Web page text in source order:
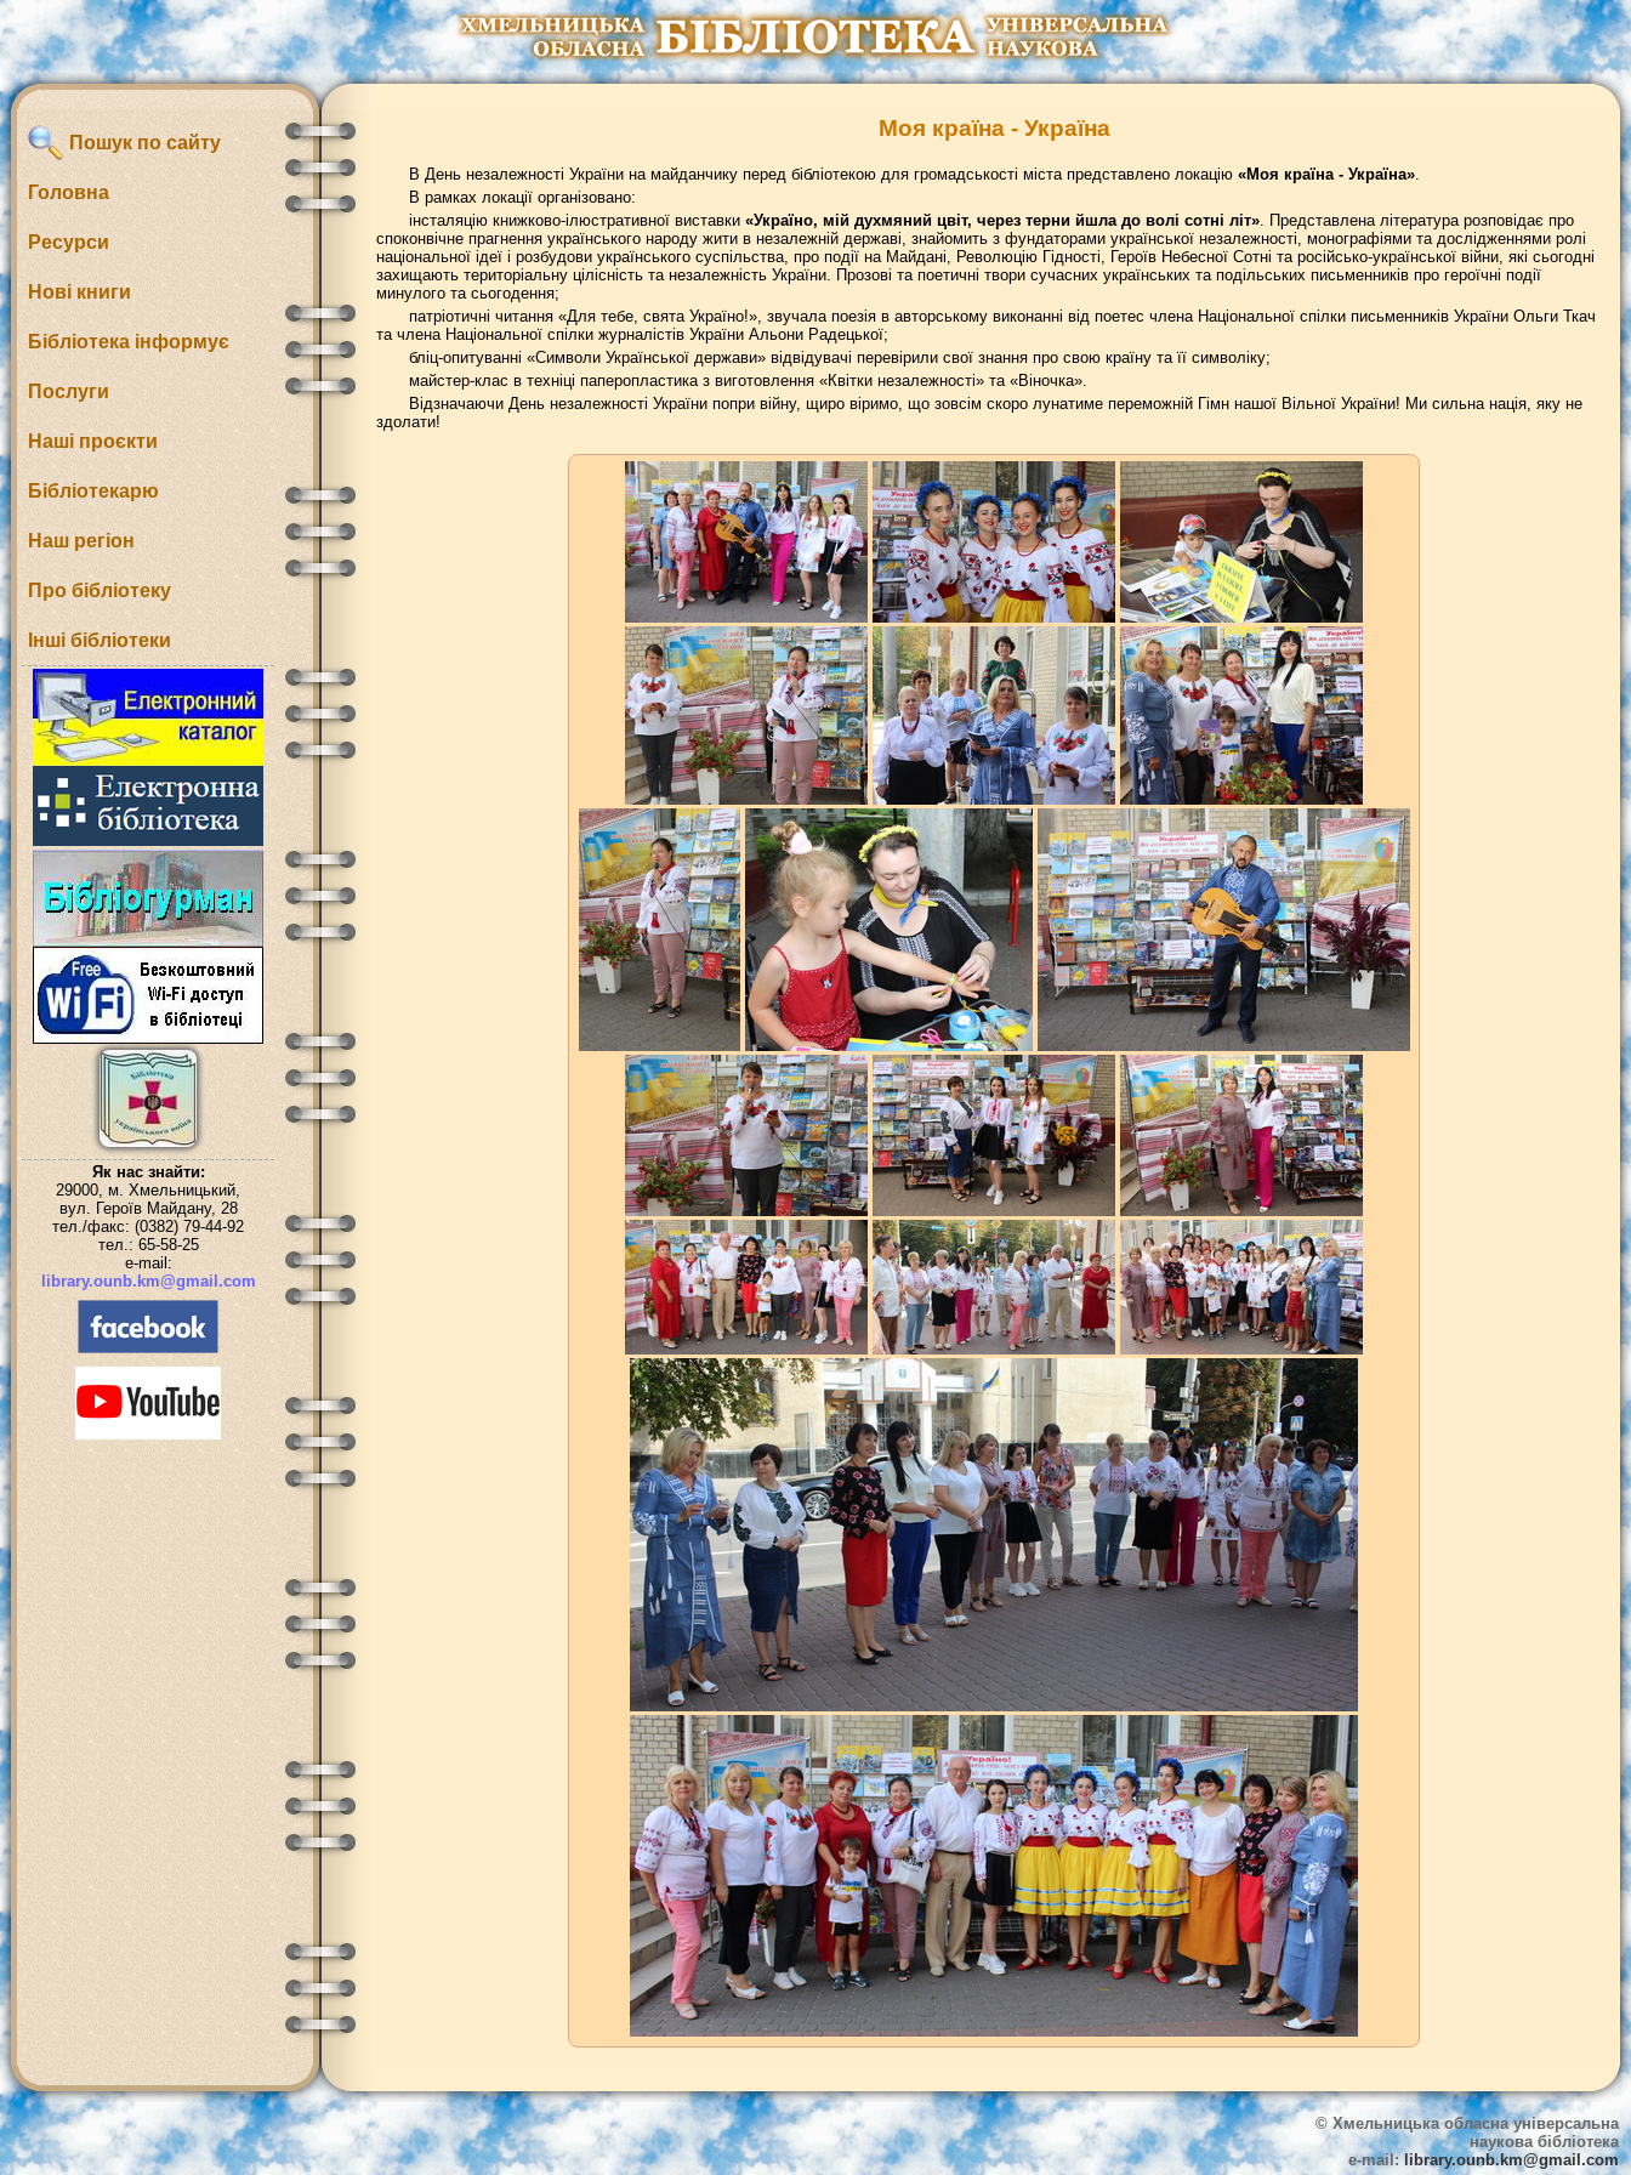
Пошук по сайту
Головна
Ресурси
Нові книги
Бібліотека інформує
Послуги
Наші проєкти
Бібліотекарю
Наш регіон
Про бібліотеку
Інші бібліотеки
Як нас знайти:
29000, м. Хмельницький,
вул. Героїв Майдану, 28
тел./факс: (0382) 79-44-92
тел.: 65-58-25
e-mail:
library.ounb.km@gmail.com
Моя країна - Україна
В День незалежності України на майданчику перед бібліотекою для громадськості міста представлено локацію «Моя країна - Україна».
В рамках локації організовано:
інсталяцію книжково-ілюстративної виставки «Україно, мій духмяний цвіт, через терни йшла до волі сотні літ». Представлена література розповідає про
споконвічне прагнення українського народу жити в незалежній державі, знайомить з фундаторами української незалежності, монографіями та дослідженнями ролі
національної ідеї і розбудови українського суспільства, про події на Майдані, Революцію Гідності, Героїв Небесної Сотні та російсько-української війни, які сьогодні
захищають територіальну цілісність та незалежність України. Прозові та поетичні твори сучасних українських та подільських письменників про героїчні події
минулого та сьогодення;
патріотичні читання «Для тебе, свята Україно!», звучала поезія в авторському виконанні від поетес члена Національної спілки письменників України Ольги Ткач
та члена Національної спілки журналістів України Альони Радецької;
бліц-опитуванні «Символи Української держави» відвідувачі перевірили свої знання про свою країну та її символіку;
майстер-клас в техніці паперопластика з виготовлення «Квітки незалежності» та «Віночка».
Відзначаючи День незалежності України попри війну, щиро віримо, що зовсім скоро лунатиме переможній Гімн нашої Вільної України! Ми сильна нація, яку не
здолати!
© Хмельницька обласна універсальна
наукова бібліотека
e-mail: library.ounb.km@gmail.com